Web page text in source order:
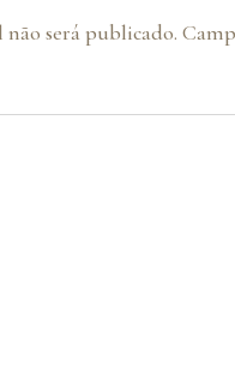
não será publicado.